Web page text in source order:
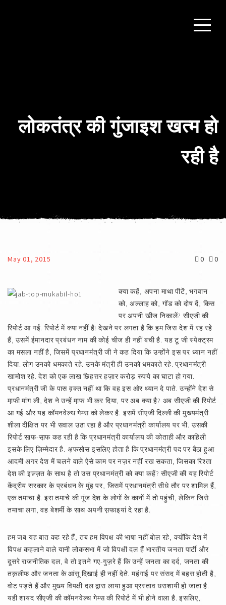
लोकतंत्र की गुंजाइश खत्‍म हो
रही है
May 01, 2015 0 0
क्या कहें, अपना माथा पीटें, भगवान
को, अल्लाह को, गॉड को दोष दें, किस
पर अपनी खीज निकालें? सीएजी की
रिपोर्ट आ गई. रिपोर्ट में क्या नहीं है! देखने पर लगता है कि हम जिस देश में रह रहे
हैं, उसमें ईमानदार प्रबंधन नाम की कोई चीज ही नहीं बची है. यह टू जी स्पेक्ट्रम
का मसला नहीं है, जिसमें प्रधानमंत्री जी ने कह दिया कि उन्होंने इस पर ध्यान नहीं
दिया. लोग उनको धमकाते रहे. उनके मंत्री ही उनको धमकाते रहे. प्रधानमंत्री
खामोश रहे. देश को एक लाख छिहत्तर हज़ार करोड़ रुपये का घाटा हो गया.
प्रधानमंत्री जी के पास व़क्त नहीं था कि वह इस ओर ध्यान दे पाते. उन्होंने देश से
मा़फी मांग ली, देश ने उन्हें मा़फ भी कर दिया, पर अब क्या है? अब सीएजी की रिपोर्ट
आ गई और यह कॉमनवेल्थ गेम्स को लेकर है. इसमें सीएजी दिल्ली की मुख्यमंत्री
शीला दीक्षित पर भी सवाल उठा रहा है और प्रधानमंत्री कार्यालय पर भी. उसकी
रिपोर्ट सा़फ-सा़फ कह रही है कि प्रधानमंत्री कार्यालय की कोताही और काहिली
इसके लिए ज़िम्मेदार है. अ़फसोस इसलिए होता है कि प्रधानमंत्री पद पर बैठा हुआ
आदमी अगर देश में चलने वाले ऐसे काम पर नज़र नहीं रख सकता, जिसका रिश्ता
देश की इज़्ज़त के साथ है तो उस प्रधानमंत्री को क्या कहें? सीएजी की यह रिपोर्ट
केंद्रीय सरकार के प्रबंधन के मुंह पर, जिसमें प्रधानमंत्री सीधे तौर पर शामिल हैं,
एक तमाचा है. इस तमाचे की गूंज देश के लोगों के कानों में तो पहुंची, लेकिन जिसे
तमाचा लगा, वह बेशर्मी के साथ अपनी स़फाइयां दे रहा है.
हम जब यह बात कह रहे हैं, तब हम विपक्ष की भाषा नहीं बोल रहे, क्योंकि देश में
विपक्ष कहलाने वाले यानी लोकसभा में जो विपक्षी दल हैं भारतीय जनता पार्टी और
दूसरे राजनीतिक दल, वे तो इतने गए-गुज़रे हैं कि उन्हें जनता का दर्द, जनता की
तक़लीफ और जनता के आंसू दिखाई ही नहीं देते. महंगाई पर संसद में बहस होती है,
वोट पड़ते हैं और मुख्य विपक्षी दल द्वारा लाया हुआ प्रस्ताव धराशायी हो जाता है.
यही शायद सीएजी की कॉमनवेल्थ गेम्स की रिपोर्ट में भी होने वाला है. इसलिए,